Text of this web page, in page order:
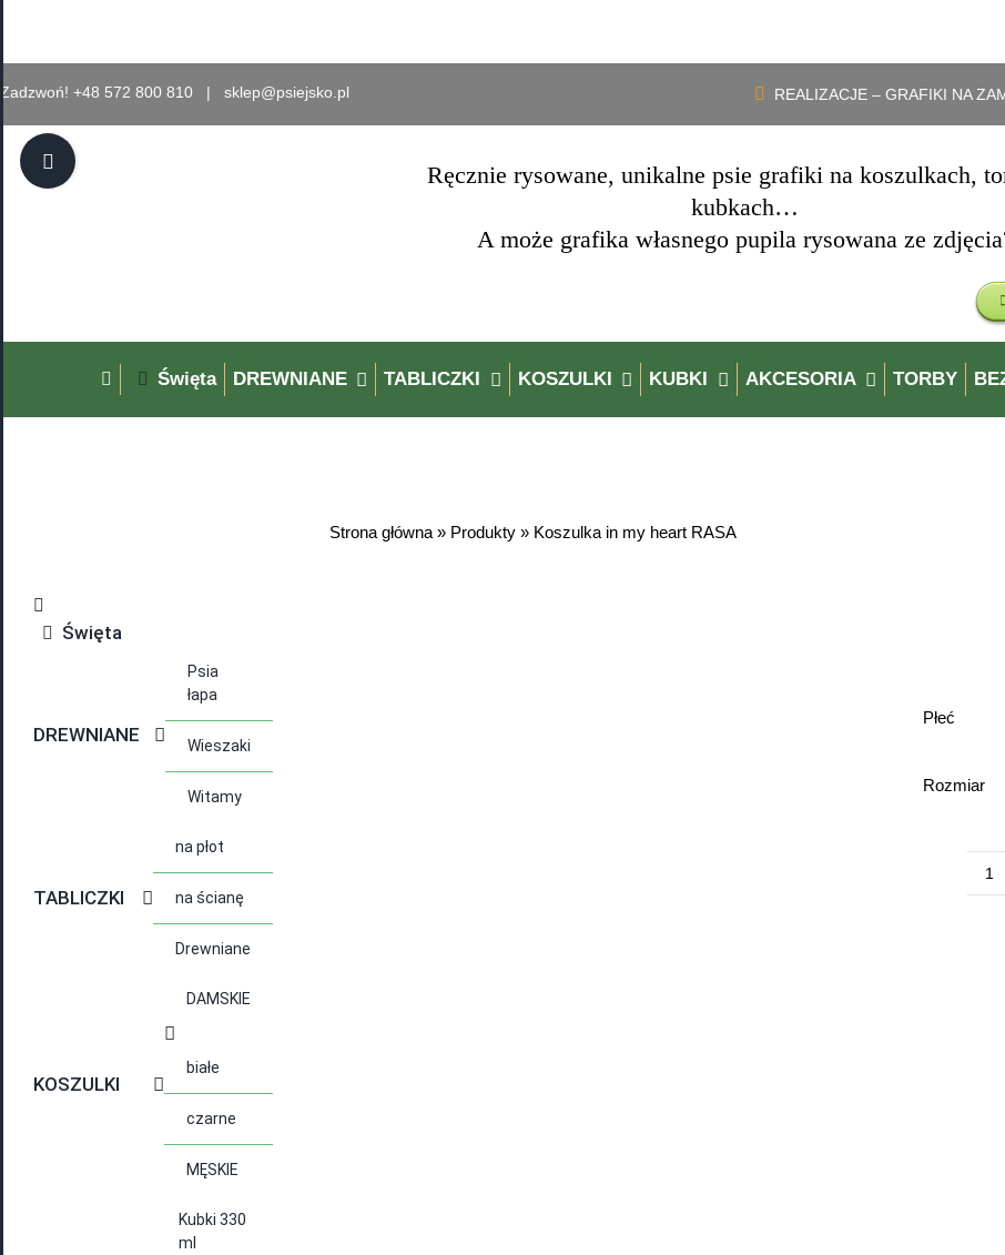
Zadzwoń! +48 572 800 810 | sklep@psiejsko.pl REALIZACJE – GRAFIKI NA
Ręcznie rysowane, unikalne psie grafiki na koszulkach,
kubkach…
A może grafika własnego pupila rysowana ze
Święta DREWNIANE TABLICZKI KOSZULKI KUBKI AKCESORIA TORBY
Strona główna » Produkty » Koszulka in my heart RASA
Święta
DREWNIANE
Psia
łapa
Wieszaki
Witamy
TABLICZKI
na płot
na ścianę
Drewniane
KOSZULKI
DAMSKIE
białe
czarne
MĘSKIE
Kubki 330
ml
Płeć
Rozmiar
Toggle
Sliding